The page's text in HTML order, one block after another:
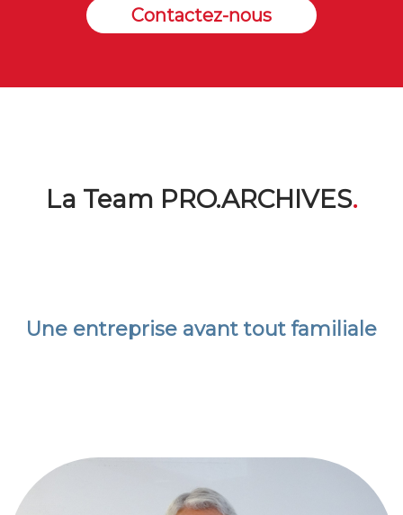
Contactez-nous
La Team PRO.ARCHIVES.
Une entreprise avant tout familiale